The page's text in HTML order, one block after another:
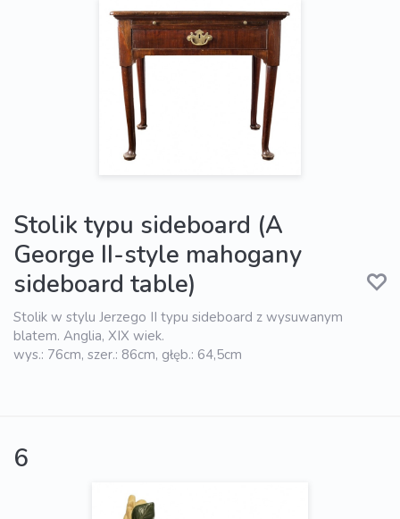
Stolik typu sideboard (A
George II-style mahogany
sideboard table)
Stolik w stylu Jerzego II typu sideboard z wysuwanym
blatem. Anglia, XIX wiek.
wys.: 76cm, szer.: 86cm, głęb.: 64,5cm
6